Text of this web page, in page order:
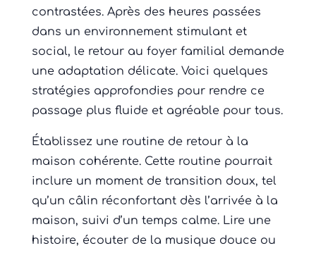
contrastées. Après des heures passées
dans un environnement stimulant et
social, le retour au foyer familial demande
une adaptation délicate. Voici quelques
stratégies approfondies pour rendre ce
passage plus fluide et agréable pour tous.
Établissez une routine de retour à la
maison cohérente. Cette routine pourrait
inclure un moment de transition doux, tel
qu’un câlin réconfortant dès l’arrivée à la
maison, suivi d’un temps calme. Lire une
histoire, écouter de la musique douce ou